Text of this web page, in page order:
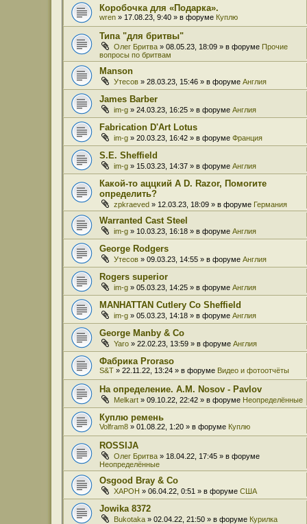
Коробочка для «Подарка».
wren » 17.08.23, 9:40 » в форуме Куплю
Типа "для бритвы"
Олег Бритва » 08.05.23, 18:09 » в форуме Прочие
вопросы по бритвам
Manson
Утесов » 28.03.23, 15:46 » в форуме Англия
James Barber
im-g » 24.03.23, 16:25 » в форуме Англия
Fabrication D'Art Lotus
im-g » 20.03.23, 16:42 » в форуме Франция
S.E. Sheffield
im-g » 15.03.23, 14:37 » в форуме Англия
Какой-то аццкий A D. Razor, Помогите
определить?
zpkraeved » 12.03.23, 18:09 » в форуме Германия
Warranted Cast Steel
im-g » 10.03.23, 16:18 » в форуме Англия
George Rodgers
Утесов » 09.03.23, 14:55 » в форуме Англия
Rogers superior
im-g » 05.03.23, 14:25 » в форуме Англия
MANHATTAN Cutlery Co Sheffield
im-g » 05.03.23, 14:18 » в форуме Англия
George Manby & Co
Yaro » 22.02.23, 13:59 » в форуме Англия
Фабрика Proraso
S&T » 22.11.22, 13:24 » в форуме Видео и фотоотчёты
На определение. A.M. Nosov - Pavlov
Melkart » 09.10.22, 22:42 » в форуме Неопределённые
Куплю ремень
Volfram8 » 01.08.22, 1:20 » в форуме Куплю
ROSSIJA
Олег Бритва » 18.04.22, 17:45 » в форуме
Неопределённые
Osgood Bray & Co
XAPOH » 06.04.22, 0:51 » в форуме США
Jowika 8372
Bukotaka » 02.04.22, 21:50 » в форуме Курилка